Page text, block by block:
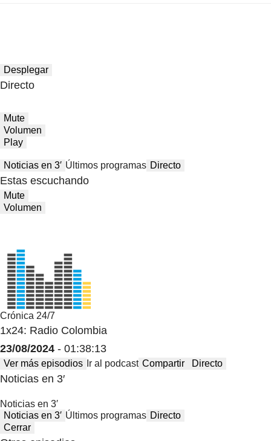
Desplegar
Directo
Mute
Volumen
Play
Noticias en 3′ Últimos programas Directo
Estas escuchando
Mute
Volumen
Crónica 24/7
1x24: Radio Colombia
23/08/2024 - 01:38:13
Ver más episodios Ir al podcast Compartir Directo
Noticias en 3′
Noticias en 3′
Noticias en 3′ Últimos programas Directo
Cerrar